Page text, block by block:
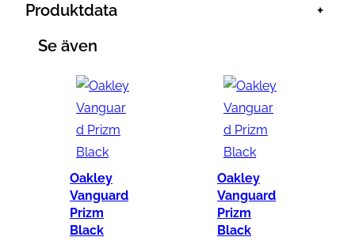
ä
Produktdata
+
Se även
Oakley
Vanguard
Prizm
Black
Oakley
Vanguard
Prizm
Black